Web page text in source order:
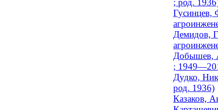
; род.
Гусинцев,
Демидов,
Добышев,
;
Дудко,
род. 1936)
Казаков,